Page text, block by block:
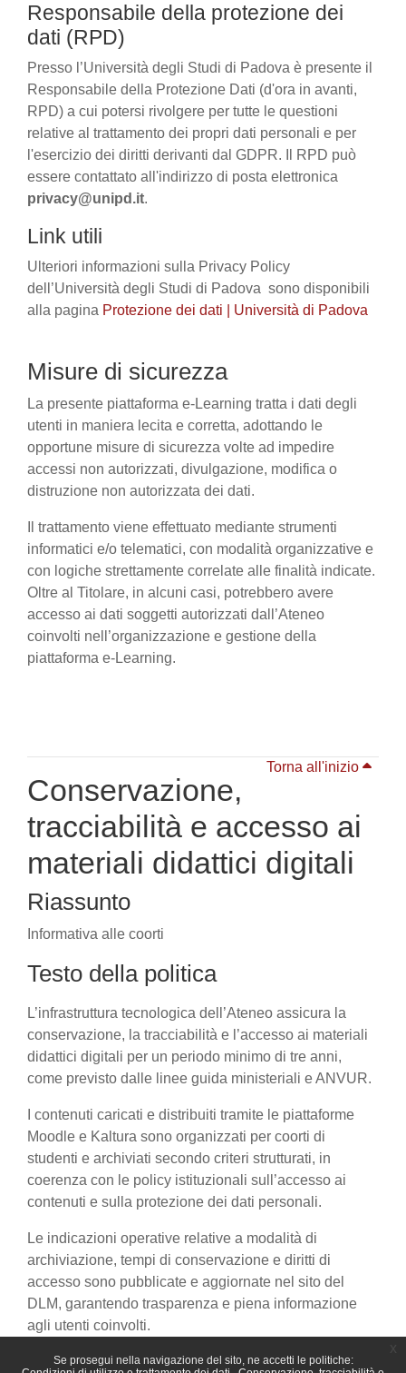
Se prosegui nella navigazione del sito, ne accetti le politiche:
Responsabile della protezione dei
dati (RPD)
Presso l’Università degli Studi di Padova è presente il
Responsabile della Protezione Dati (d'ora in avanti,
RPD) a cui potersi rivolgere per tutte le questioni
relative al trattamento dei propri dati personali e per
l'esercizio dei diritti derivanti dal GDPR. Il RPD può
essere contattato all'indirizzo di posta elettronica
privacy@unipd.it.
Link utili
Ulteriori informazioni sulla Privacy Policy
dell’Università degli Studi di Padova sono disponibili
alla pagina Protezione dei dati | Università di Padova
Misure di sicurezza
La presente piattaforma e-Learning tratta i dati degli
utenti in maniera lecita e corretta, adottando le
opportune misure di sicurezza volte ad impedire
accessi non autorizzati, divulgazione, modifica o
distruzione non autorizzata dei dati.
Il trattamento viene effettuato mediante strumenti
informatici e/o telematici, con modalità organizzative e
con logiche strettamente correlate alle finalità indicate.
Oltre al Titolare, in alcuni casi, potrebbero avere
accesso ai dati soggetti autorizzati dall’Ateneo
coinvolti nell’organizzazione e gestione della
piattaforma e-Learning.
Torna all'inizio
Conservazione,
tracciabilità e accesso ai
materiali didattici digitali
Riassunto
Informativa alle coorti
Testo della politica
L’infrastruttura tecnologica dell’Ateneo assicura la
conservazione, la tracciabilità e l’accesso ai materiali
didattici digitali per un periodo minimo di tre anni,
come previsto dalle linee guida ministeriali e ANVUR.
I contenuti caricati e distribuiti tramite le piattaforme
Moodle e Kaltura sono organizzati per coorti di
studenti e archiviati secondo criteri strutturati, in
coerenza con le policy istituzionali sull’accesso ai
contenuti e sulla protezione dei dati personali.
Le indicazioni operative relative a modalità di
archiviazione, tempi di conservazione e diritti di
accesso sono pubblicate e aggiornate nel sito del
DLM, garantendo trasparenza e piena informazione
agli utenti coinvolti.